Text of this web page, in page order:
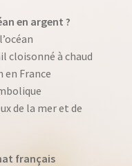
en argent ?
cloisonné à chaud
France
de la mer et de
français